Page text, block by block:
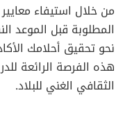
من خلال استيفاء
المطلوبة قبل الموعد
هذه الفرصة الرائعة
الثقافي الغني للبلاد.